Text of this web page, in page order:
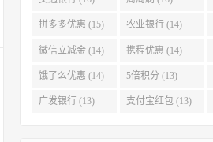
拼多多优惠 (15) 农业银行 (14)
微信立减金 (14) 携程优惠 (14)
饿了么优惠 (14) 5倍积分 (13)
广发银行 (13) 支付宝红包 (13)